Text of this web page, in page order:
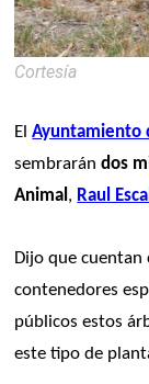
Cortesía
El Ayuntamiento
sembrarán dos
Animal , Raul
Dijo que cuentan
contenedores
públicos estos
este tipo de